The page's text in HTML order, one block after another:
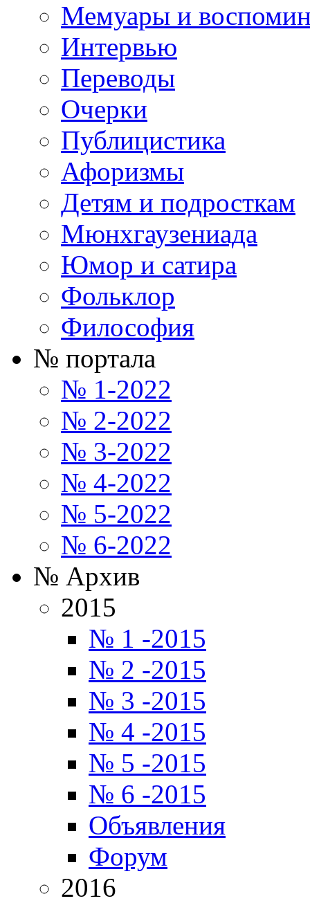
Мемуары и
Интервью
Переводы
Очерки
Публицистика
Афоризмы
Детям и подросткам
Мюнхгаузениада
Юмор и сатира
Фольклор
Философия
№ портала
№ 1-2022
№ 2-2022
№ 3-2022
№ 4-2022
№ 5-2022
№ 6-2022
№ Архив
2015
№ 1 -2015
№ 2 -2015
№ 3 -2015
№ 4 -2015
№ 5 -2015
№ 6 -2015
Объявления
Форум
2016